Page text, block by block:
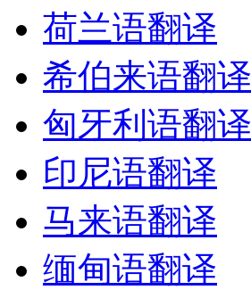
荷兰语翻译
希伯来语翻译
匈牙利语翻译
印尼语翻译
马来语翻译
缅甸语翻译